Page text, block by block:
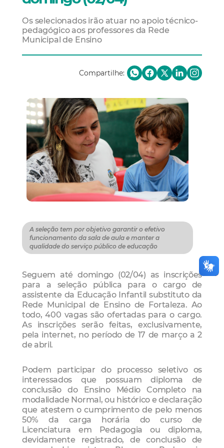
Os selecionados irão atuar no apoio técnico-
pedagógico aos professores da Rede
Municipal de Ensino
Compartilhe:
A seleção tem por objetivo garantir o efetivo
funcionamento da sala de aula e manter a
qualidade do serviço público de educação
Seguem até domingo (02/04) as inscrições
para a seleção pública para o cargo de
assistente da Educação Infantil substituto da
Rede Municipal de Ensino de Fortaleza. Ao
todo, 400 vagas são ofertadas para o cargo.
As inscrições serão feitas, exclusivamente,
pela internet, no período de 17 de março a 2
de abril.
Podem participar do processo seletivo os
interessados que possuam diploma de
conclusão do Ensino Médio Completo na
modalidade Normal, ou histórico e declaração
que atestem o cumprimento de pelo menos
50% da carga horária do curso de
Licenciatura em Pedagogia ou diploma,
devidamente registrado, de conclusão de